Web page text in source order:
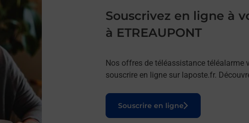
Souscrivez en ligne à
à ETREAUPONT
Nos offres de téléassistance téléalarme
souscrire en ligne sur laposte.fr.
Souscrire en ligne
Le lien s'ouvre dans un nouvel onglet